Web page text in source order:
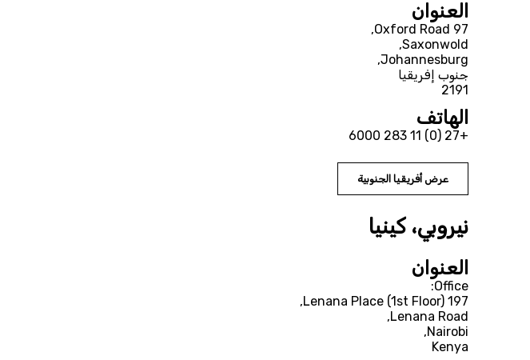
العنوان
2191
الهاتف
+27 (0) 11 283 6000
عرض أفريقيا الجنوبية
نيروبي، كينيا
العنوان